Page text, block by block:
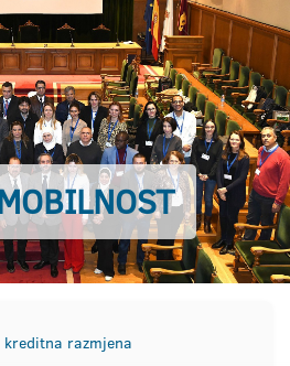
kreditna razmjena